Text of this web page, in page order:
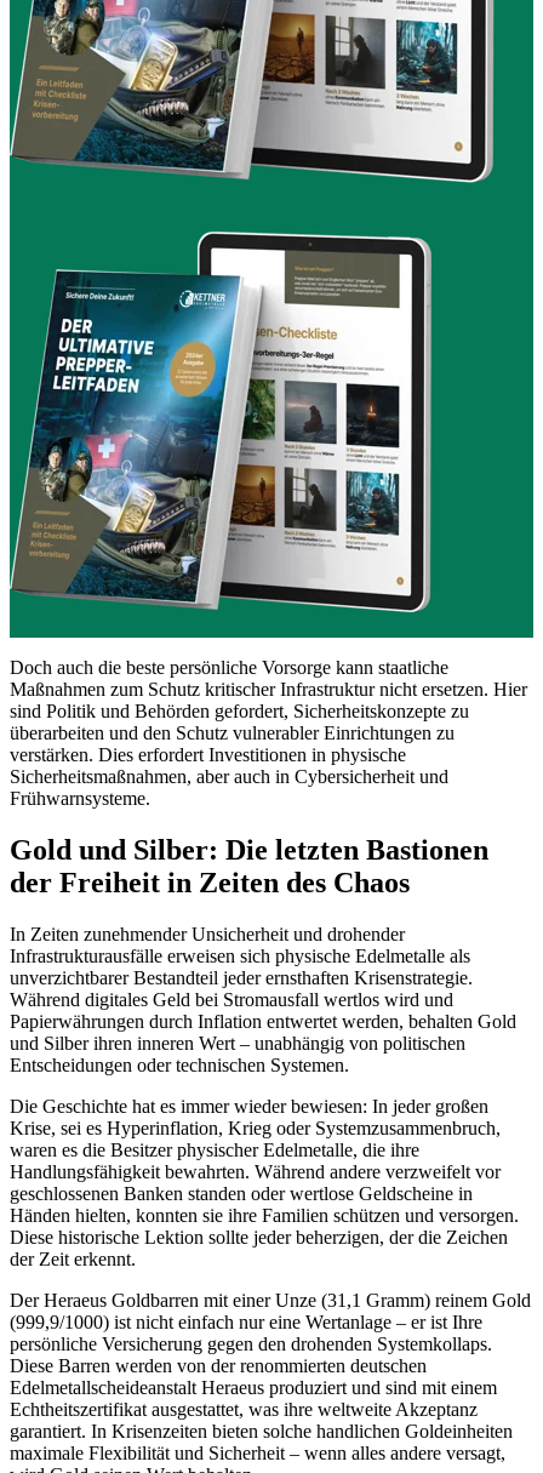
Doch auch die beste persönliche Vorsorge kann staatliche
Maßnahmen zum Schutz kritischer Infrastruktur nicht ersetzen. Hier
sind Politik und Behörden gefordert, Sicherheitskonzepte zu
überarbeiten und den Schutz vulnerabler Einrichtungen zu
verstärken. Dies erfordert Investitionen in physische
Sicherheitsmaßnahmen, aber auch in Cybersicherheit und
Frühwarnsysteme.
Gold und Silber: Die letzten Bastionen
der Freiheit in Zeiten des Chaos
In Zeiten zunehmender Unsicherheit und drohender
Infrastrukturausfälle erweisen sich physische Edelmetalle als
unverzichtbarer Bestandteil jeder ernsthaften Krisenstrategie.
Während digitales Geld bei Stromausfall wertlos wird und
Papierwährungen durch Inflation entwertet werden, behalten Gold
und Silber ihren inneren Wert – unabhängig von politischen
Entscheidungen oder technischen Systemen.
Die Geschichte hat es immer wieder bewiesen: In jeder großen
Krise, sei es Hyperinflation, Krieg oder Systemzusammenbruch,
waren es die Besitzer physischer Edelmetalle, die ihre
Handlungsfähigkeit bewahrten. Während andere verzweifelt vor
geschlossenen Banken standen oder wertlose Geldscheine in
Händen hielten, konnten sie ihre Familien schützen und versorgen.
Diese historische Lektion sollte jeder beherzigen, der die Zeichen
der Zeit erkennt.
Der Heraeus Goldbarren mit einer Unze (31,1 Gramm) reinem Gold
(999,9/1000) ist nicht einfach nur eine Wertanlage – er ist Ihre
persönliche Versicherung gegen den drohenden Systemkollaps.
Diese Barren werden von der renommierten deutschen
Edelmetallscheideanstalt Heraeus produziert und sind mit einem
Echtheitszertifikat ausgestattet, was ihre weltweite Akzeptanz
garantiert. In Krisenzeiten bieten solche handlichen Goldeinheiten
maximale Flexibilität und Sicherheit – wenn alles andere versagt,